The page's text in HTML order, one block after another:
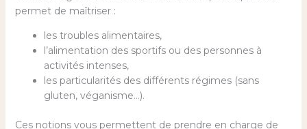
permet de maîtriser :
les troubles alimentaires,
l’alimentation des sportifs ou des personnes à
activités intenses,
les particularités des différents régimes (sans
gluten, véganisme…).
Ces notions vous permettent de prendre en charge de